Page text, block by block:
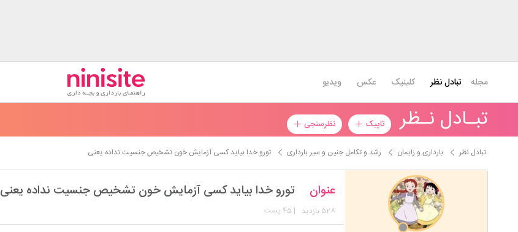
مجله تبادل نظر کلینیک عکس ویدیو
تبـادل نـظر تاپیک نظرسنجی
تبادل نظر بارداری و زایمان رشد و تکامل جنین و سیر بارداری تورو خدا بیاید کسی آزمایش خون تشخیص جنسیت نداده یعنی
عنوان تورو خدا بیاید کسی آزمایش خون تشخیص جنسیت نداده یعنی
528 بازدید | 45 پست